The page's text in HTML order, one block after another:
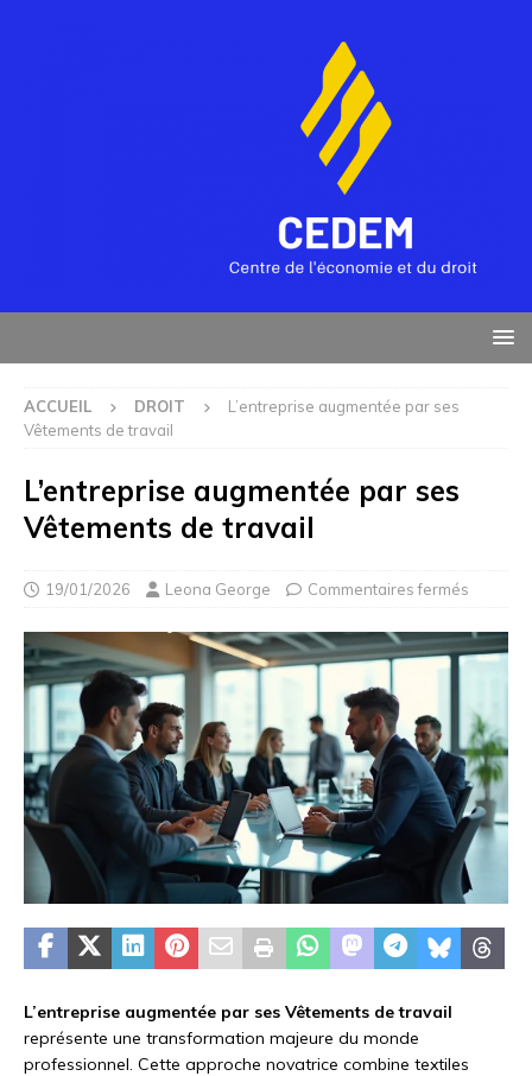
ACCUEIL DROIT
L’entreprise augmentée par ses
Vêtements de travail
L’entreprise augmentée par ses
Vêtements de travail
19/01/2026 Leona George Commentaires fermés
L’entreprise augmentée par ses Vêtements de travail
représente une transformation majeure du monde
professionnel. Cette approche novatrice combine textiles